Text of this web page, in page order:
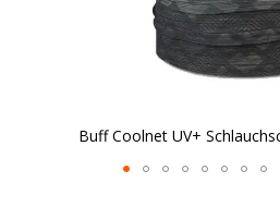
Buff Coolnet UV+